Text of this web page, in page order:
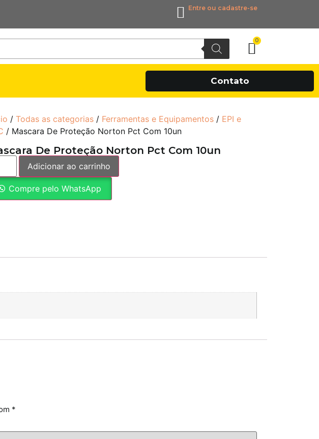
Entre ou cadastre-se
0
Contato
/ Todas as categorias / Ferramentas e Equipamentos / EPI e
/ Mascara De Proteção Norton Pct Com 10un
De Proteção Norton Pct Com 10un
Adicionar ao carrinho
Compre pelo WhatsApp
*